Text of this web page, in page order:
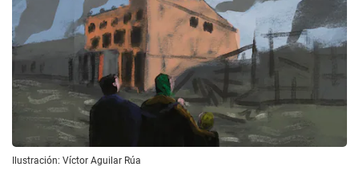
Ilustración: Víctor Aguilar Rúa